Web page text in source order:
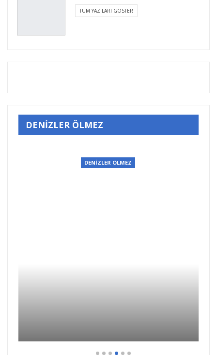
TÜM YAZILARI GÖSTER
DENİZLER ÖLMEZ
DENİZLER ÖLMEZ